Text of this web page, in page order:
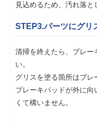
見込めるため、汚れ落と
STEP3.パーツにグリ
清掃を終えたら、ブレー
い。
グリスを塗る箇所はブレ
ブレーキパッドが外に
くて構いません。